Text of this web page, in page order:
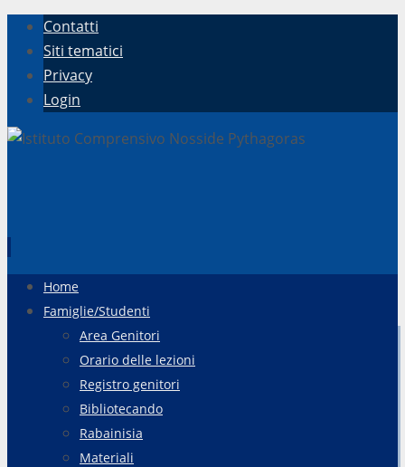
Contatti
Siti tematici
Privacy
Login
contenuto
Home
Famiglie/Studenti
Area Genitori
Orario delle lezioni
Registro genitori
Bibliotecando
Rabainisia
Materiali